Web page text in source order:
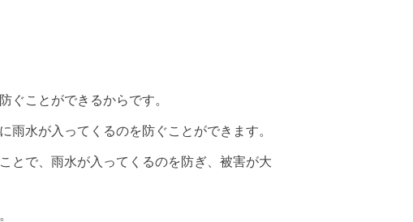
ことができるからです。
水が入ってくるのを防ぐことができます。
とで、雨水が入ってくるのを防ぎ、被害が大